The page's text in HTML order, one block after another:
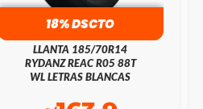
18% DSCTO
LLANTA 185/70R14
RYDANZ REAC R05 88T
WL LETRAS BLANCAS